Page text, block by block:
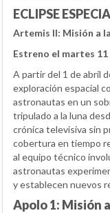
ECLIPSE
Artemis II: Misión a
Estreno el martes
A partir del 1 de abril
exploración espacial
astronautas en un
tripulado a la luna
crónica televisiva sin
cobertura en tiempo
al equipo técnico
astronautas
y establecen nuevos
Apolo 1: Misión